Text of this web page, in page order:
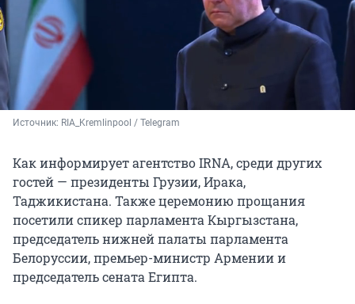
Источник: RIA_Kremlinpool / Telegram
Как информирует агентство IRNA, среди других
гостей — президенты Грузии, Ирака,
Таджикистана. Также церемонию прощания
посетили спикер парламента Кыргызстана,
председатель нижней палаты парламента
Белоруссии, премьер-министр Армении и
председатель сената Египта.